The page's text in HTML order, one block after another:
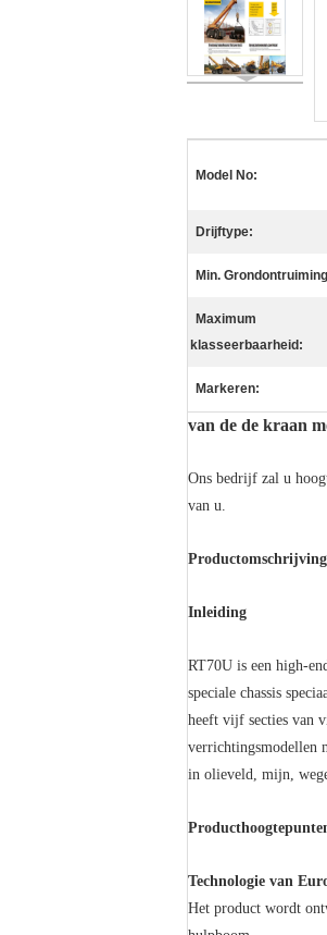
Model No:
Drijftype:
Min.
Maximum
klasseerbaarheid:
Markeren:
van de de kraan
Ons bedrijf zal u
van u.
Productomschrijving
Inleiding
RT70U is een high-
speciale chassis
heeft vijf secties van
verrichtingsmodellen
in olieveld, mijn,
Technologie van
Het product wordt